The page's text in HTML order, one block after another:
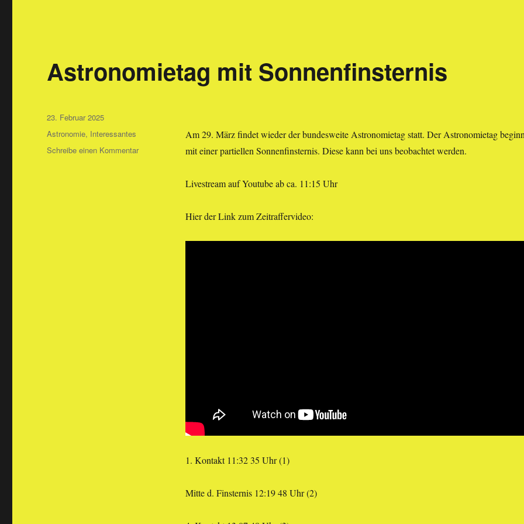
Astronomietag mit Sonnenfinsternis
Am 29. März findet wieder der bundesweite Astronomietag statt. Der Astronomietag
mit einer partiellen Sonnenfinsternis. Diese kann bei uns beobachtet werden.
Livestream auf Youtube ab ca. 11:15 Uhr
Hier der Link zum Zeitraffervideo:
1. Kontakt 11:32 35 Uhr (1)
Mitte d. Finsternis 12:19 48 Uhr (2)
Veröffentlicht
am
23. Februar 2025
Kategorien
Astronomie, Interessantes
Schreibe einen Kommentarzu
Sonnenfinsternis